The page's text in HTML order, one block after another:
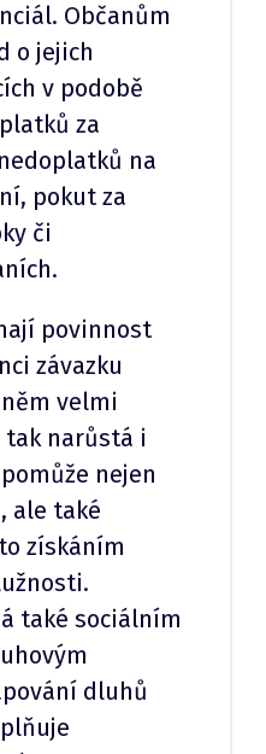
Občanům
o jejich
v podobě
za
na
pokut za
či
povinnost
závazku
velmi
narůstá i
nejen
ale také
získáním
také sociálním
dluhů